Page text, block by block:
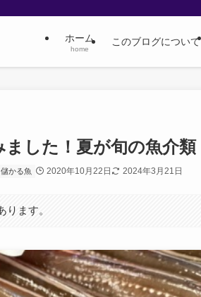
ホーム
home
このブログについて
した！夏が旬の魚介類
儲かる魚 2020年10月22日 2024年3月21日
ます。